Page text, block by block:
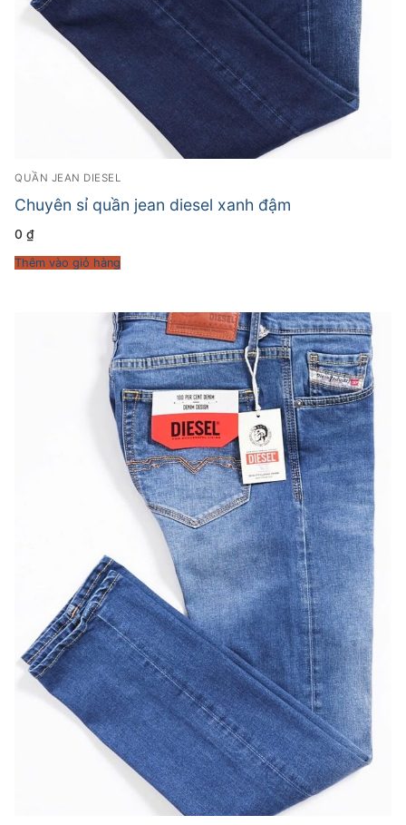
QUẦN JEAN DIESEL
Chuyên sỉ quần jean diesel xanh đậm
0 ₫
Thêm vào giỏ hàng